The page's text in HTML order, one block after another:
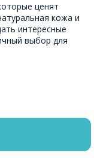
ценят
кожа и
интересные
выбор для